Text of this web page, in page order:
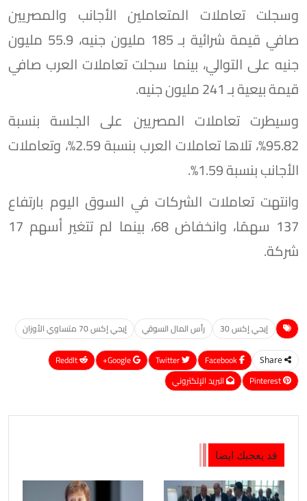
وسجلت تعاملات المتعاملين الأجانب والمصريين
صافي قيمة شرائية بـ 185 مليون جنيه، 55.9 مليون
جنيه على التوالي، بينما سجلت تعاملات العرب صافي
قيمة بيعية بـ 241 مليون جنيه.
وسيطرت تعاملات المصريين على الجلسة بنسبة
95.82%، تلاها تعاملات العرب بنسبة 2.59%، وتعاملات
الأجانب بنسبة 1.59%.
وانتهت تعاملات الشركات في السوق اليوم بارتفاع
137 سهمًا، وانخفاض 68، بينما لم تتغير أسهم 17
شركة.
إيجي إكس 30 رأس المال السوقي إيجي إكس 70 متساوي الأوزان
Share
Google+
ReddIt
Pinterest
البريد الإلكتروني
قد يعجبك ايضا